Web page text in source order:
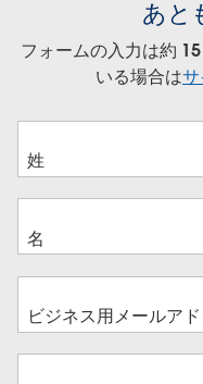
あと
フォームの入力は約
いる場合は